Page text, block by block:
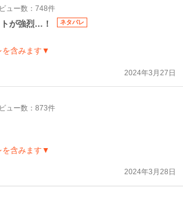
ュー数：748件
が強烈…！ ネタバレ
を含みます▼
2024年3月27日
ュー数：873件
を含みます▼
2024年3月28日